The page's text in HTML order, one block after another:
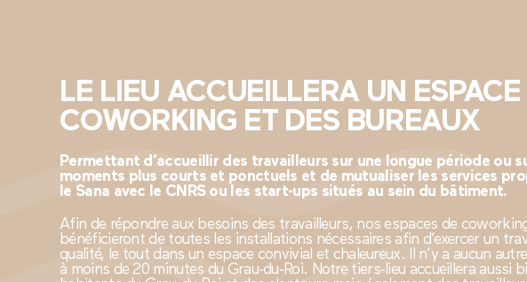
LE LIEU ACCUEILLERA UN ESPACE
COWORKING ET DES BUREAUX
Permettant d’accueillir des travailleurs sur une longue période ou
moments plus courts et ponctuels et de mutualiser les services
le Sana avec le CNRS ou les start-ups situés au sein du bâtiment.
Afin de répondre aux besoins des travailleurs, nos espaces de
bénéficieront de toutes les installations nécessaires afin d’exercer un
qualité, le tout dans un espace convivial et chaleureux. Il n’y a aucun
à moins de 20 minutes du Grau-du-Roi. Notre tiers-lieu accueillera aussi